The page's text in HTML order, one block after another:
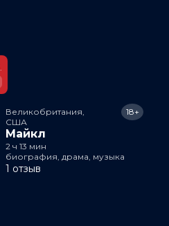
Великобритания,
США
Майкл
18+
2 ч 13 мин
биография, драма, музыка
1 отзыв